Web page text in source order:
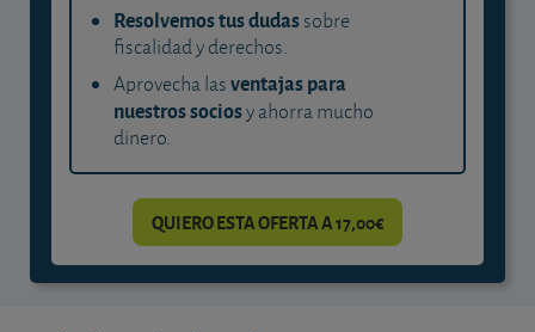
Resolvemos tus dudassobre
fiscalidad y derechos.
Aprovecha lasventajas para
nuestros sociosy ahorra mucho
dinero.
QUIERO ESTA OFERTA A 17,00€